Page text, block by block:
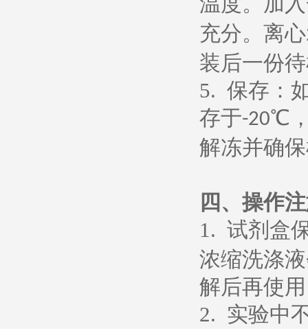
充分。离心
装后一份
5. 保存：
存于-20℃
解冻并确
四、操作
1. 试剂盒
浓缩洗涤
解后再使
2. 实验中